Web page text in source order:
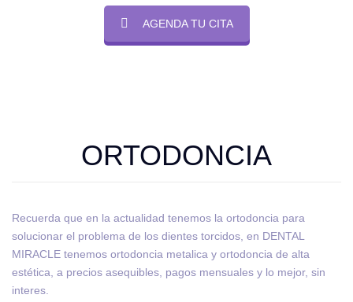
AGENDA TU CITA
ORTODONCIA
Recuerda que en la actualidad tenemos la ortodoncia para
solucionar el problema de los dientes torcidos, en DENTAL
MIRACLE tenemos ortodoncia metalica y ortodoncia de alta
estética, a precios asequibles, pagos mensuales y lo mejor, sin
interes.